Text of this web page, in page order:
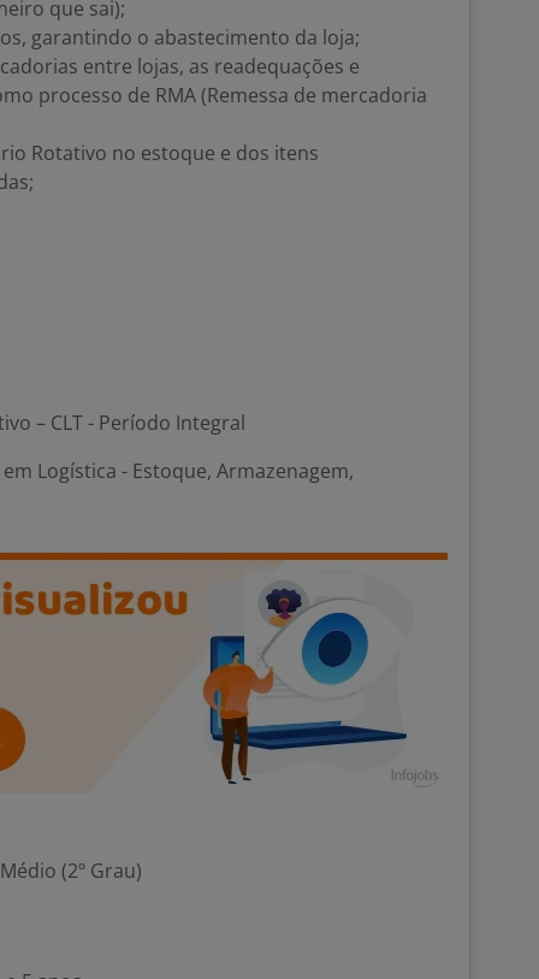
que sai);
garantindo o abastecimento da loja;
entre lojas, as readequações e
processo de RMA (Remessa de mercadoria
Rotativo no estoque e dos itens
– CLT - Período Integral
Logística - Estoque, Armazenagem,
(2º Grau)